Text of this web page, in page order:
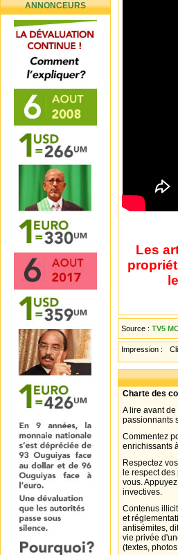
ANNONCEURS
Les
Source : TV5
Impression :
Charte des
A lire avant
passionnants
Commentez
enrichissants
Respectez
le respect
vous.
invectives.
Contenus
et
antisémites,
vie privée
(textes,